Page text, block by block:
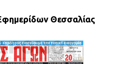
Θεσσαλίας